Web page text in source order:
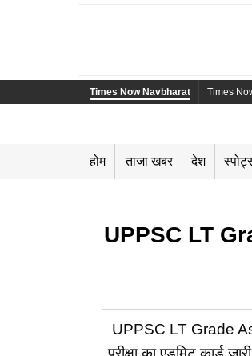
Times Now Navbharat Times
होम ताजा खबर देश
UPPSC LT
UPPSC LT Grade